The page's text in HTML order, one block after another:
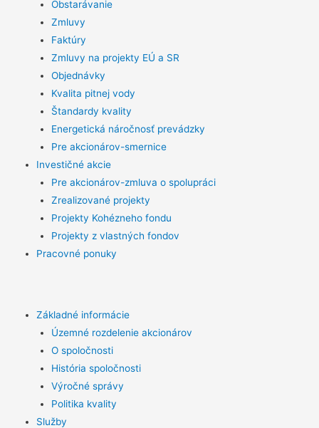
Obstarávanie
Zmluvy
Faktúry
Zmluvy na projekty EÚ a SR
Objednávky
Kvalita pitnej vody
Štandardy kvality
Energetická náročnosť prevádzky
Pre akcionárov-smernice
Investičné akcie
Pre akcionárov-zmluva o spolupráci
Zrealizované projekty
Projekty Kohézneho fondu
Projekty z vlastných fondov
Pracovné ponuky
Základné informácie
Územné rozdelenie akcionárov
O spoločnosti
História spoločnosti
Výročné správy
Politika kvality
Služby